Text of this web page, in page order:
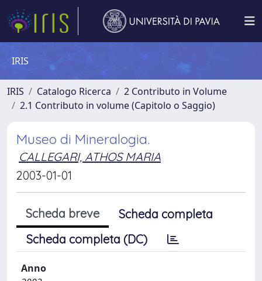
IRIS
IRIS Catalogo Ricerca
2 Contributo in Volume
2.1 Contributo in volume (Capitolo o Saggio)
Museo di Mineralogia.
CALLEGARI, ATHOS MARIA
2003-01-01
Scheda breve
Scheda completa
Scheda completa (DC)
Anno